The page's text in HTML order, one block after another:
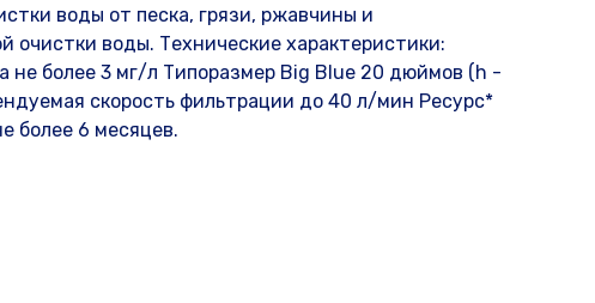
воды от песка, грязи, ржавчины и
очистки воды. Технические характеристики:
не более 3 мг/л Типоразмер Big Blue 20 дюймов (h -
скорость фильтрации до 40 л/мин Ресурс*
более 6 месяцев.